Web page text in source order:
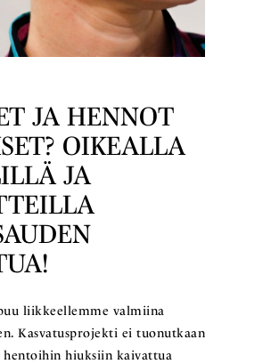
JA HENNOT
OIKEALLA
JA
liikkeellemme valmiina
Kasvatusprojekti ei tuonutkaan
hentoihin hiuksiin kaivattua